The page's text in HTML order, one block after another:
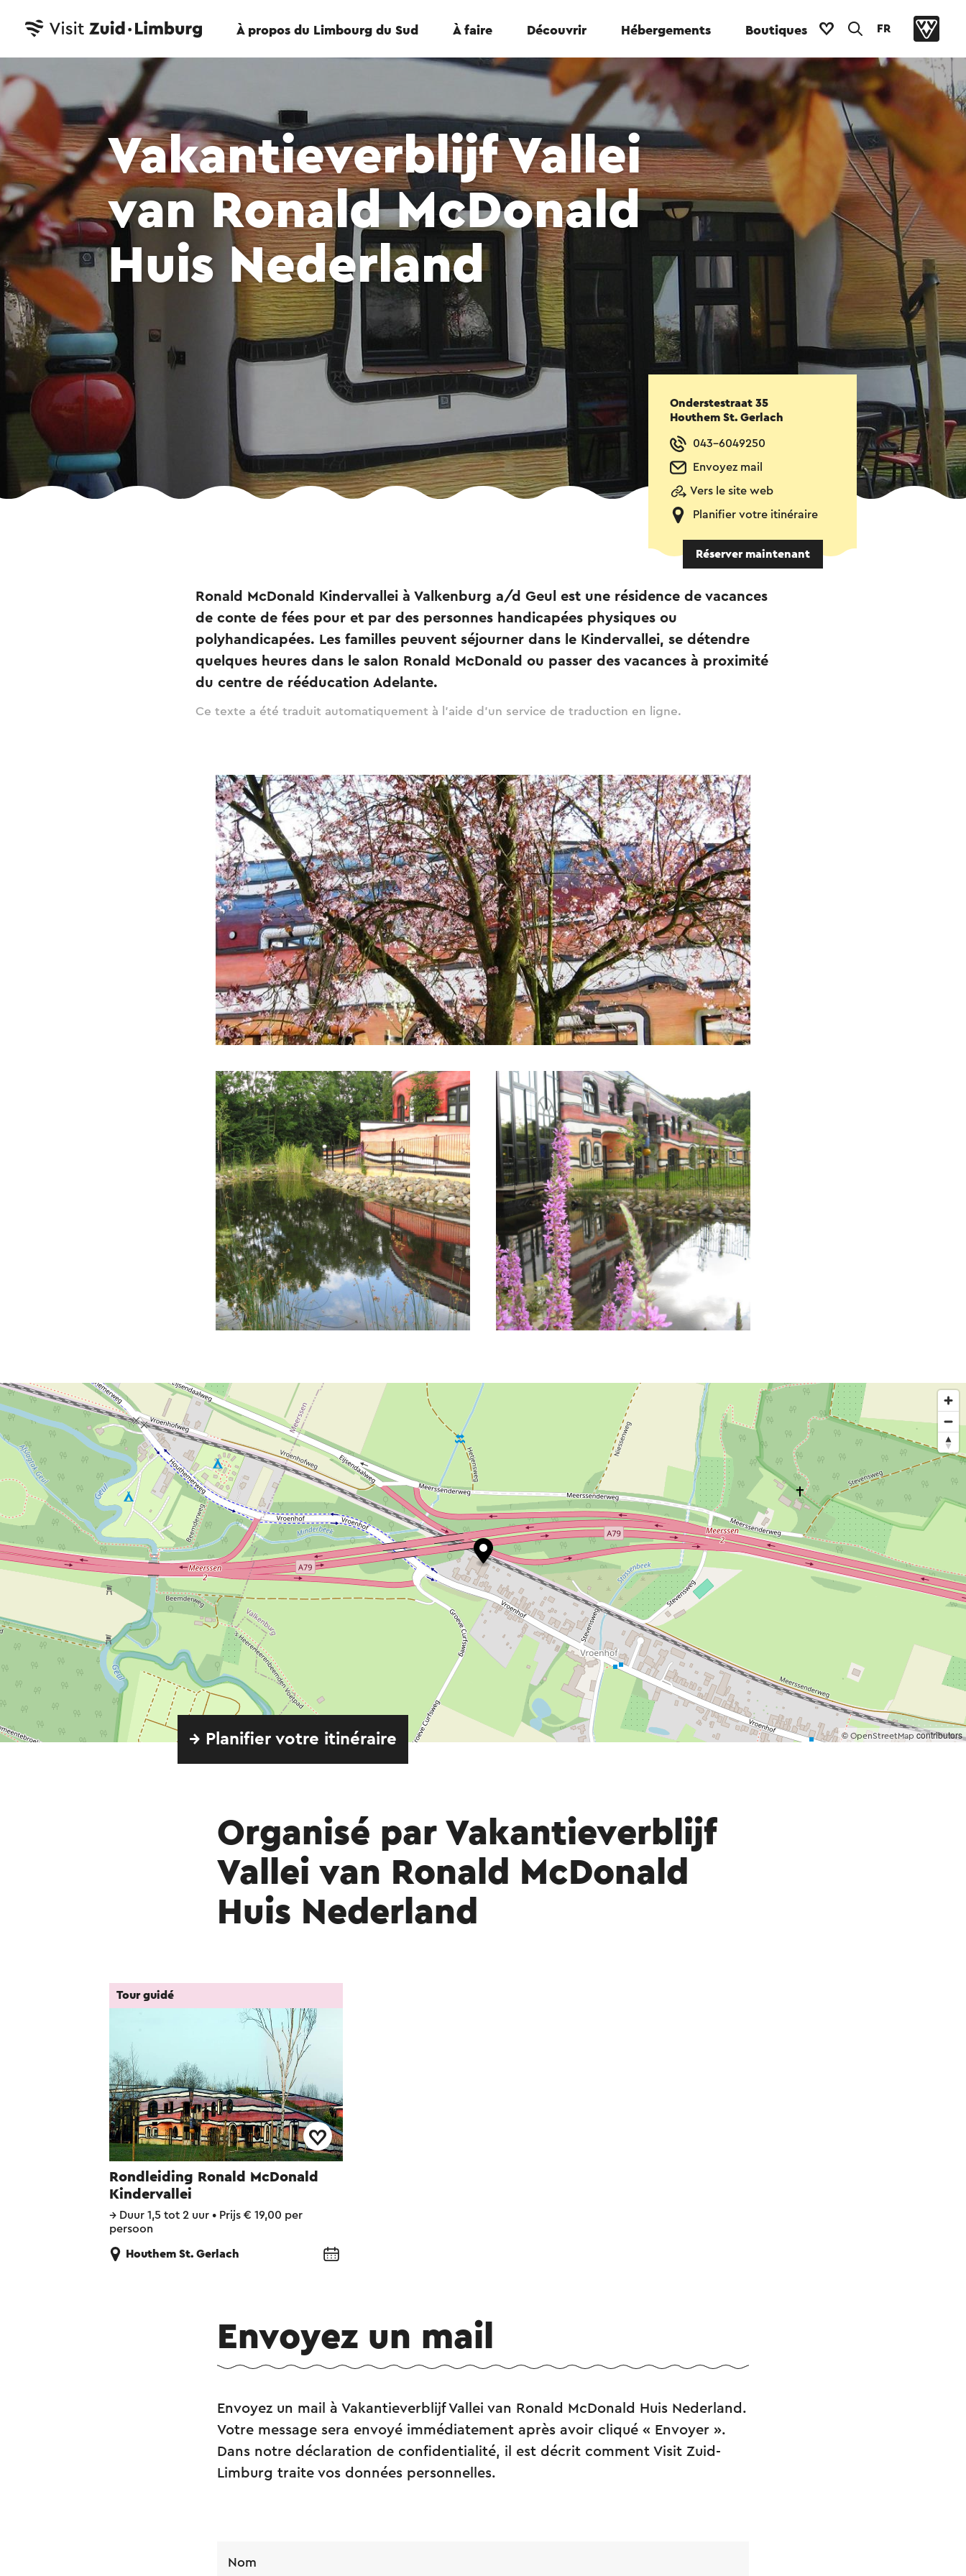
À propos du Limbourg du Sud À faire Découvrir Hébergements Boutiques FR
Vakantieverblijf Vallei
van Ronald McDonald
Huis Nederland
Onderstestraat 35
Houthem St. Gerlach
043-6049250
Envoyez mail
Vers le site web
Planifier votre itinéraire
Réserver maintenant
Ronald McDonald Kindervallei à Valkenburg a/d Geul est une résidence de vacances
de conte de fées pour et par des personnes handicapées physiques ou
polyhandicapées. Les familles peuvent séjourner dans le Kindervallei, se détendre
quelques heures dans le salon Ronald McDonald ou passer des vacances à proximité
du centre de rééducation Adelante.
Ce texte a été traduit automatiquement à l'aide d'un service de traduction en ligne.
© OpenStreetMapcontributors
→ Planifier votre itinéraire
Organisé par Vakantieverblijf
Vallei van Ronald McDonald
Huis Nederland
Rondleiding Ronald McDonald
Kindervallei
Tour guidé
→ Duur 1,5 tot 2 uur • Prijs € 19,00 per
persoon
Houthem St. Gerlach
Envoyez un mail
Envoyez un mail à Vakantieverblijf Vallei van Ronald McDonald Huis Nederland.
Votre message sera envoyé immédiatement après avoir cliqué « Envoyer ».
Dans notre déclaration de confidentialité, il est décrit comment Visit Zuid-
Limburg traite vos données personnelles.
Nom